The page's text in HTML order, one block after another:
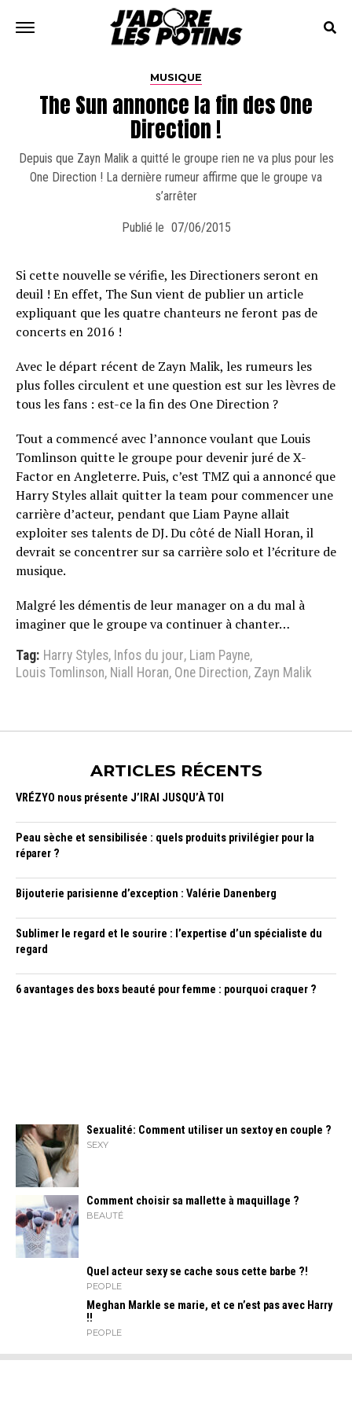
MUSIQUE
The Sun annonce la fin des One
Direction !
Depuis que Zayn Malik a quitté le groupe rien ne va plus pour les
One Direction ! La dernière rumeur affirme que le groupe va
s’arrêter
Publié le 07/06/2015
Si cette nouvelle se vérifie, les Directioners seront en
deuil ! En effet, The Sun vient de publier un article
expliquant que les quatre chanteurs ne feront pas de
concerts en 2016 !
Avec le départ récent de Zayn Malik, les rumeurs les
plus folles circulent et une question est sur les lèvres de
tous les fans : est-ce la fin des One Direction ?
Tout a commencé avec l’annonce voulant que Louis
Tomlinson quitte le groupe pour devenir juré de X-
Factor en Angleterre. Puis, c’est TMZ qui a annoncé que
Harry Styles allait quitter la team pour commencer une
carrière d’acteur, pendant que Liam Payne allait
exploiter ses talents de DJ. Du côté de Niall Horan, il
devrait se concentrer sur sa carrière solo et l’écriture de
musique.
Malgré les démentis de leur manager on a du mal à
imaginer que le groupe va continuer à chanter…
Tag: Harry Styles, Infos du jour, Liam Payne,
Louis Tomlinson, Niall Horan, One Direction, Zayn Malik
ARTICLES RÉCENTS
VRÉZYO nous présente J’IRAI JUSQU’À TOI
Peau sèche et sensibilisée : quels produits privilégier pour la
réparer ?
Bijouterie parisienne d’exception : Valérie Danenberg
Sublimer le regard et le sourire : l’expertise d’un spécialiste du
regard
6 avantages des boxs beauté pour femme : pourquoi craquer ?
Sexualité: Comment utiliser un sextoy en couple ?
SEXY
Comment choisir sa mallette à maquillage ?
BEAUTÉ
Quel acteur sexy se cache sous cette barbe ?!
PEOPLE
Meghan Markle se marie, et ce n’est pas avec Harry
!!
PEOPLE